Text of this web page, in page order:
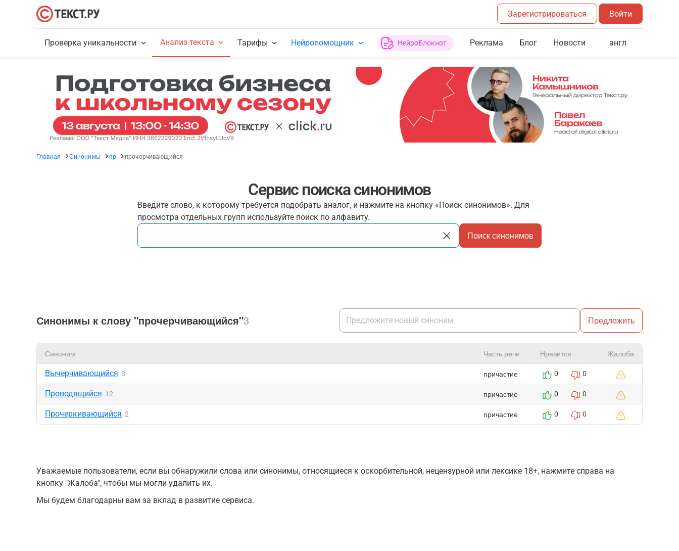
Зарегистрироваться Войти
Проверка уникальности Анализ текста Тарифы Нейропомощник НейроБлокнот Реклама Блог Новости англ
Главная Синонимы пр прочерчивающийся
Сервис поиска синонимов
Введите слово, к которому требуется подобрать аналог, и нажмите на кнопку «Поиск синонимов». Для
просмотра отдельных групп используйте поиск по алфавиту.
Поиск синонимов
Синонимы к слову "прочерчивающийся"3 Предложить
Синоним Часть речи Нравится Жалоба
Вычерчивающийся 3 причастие 0 0
Проводящийся 12 причастие 0 0
Прочеркивающийся 2 причастие 0 0
Уважаемые пользователи, если вы обнаружили слова или синонимы, относящиеся к оскорбительной, нецензурной или лексике 18+, нажмите справа на
кнопку "Жалоба", чтобы мы могли удалить их.
Мы будем благодарны вам за вклад в развитие сервиса.